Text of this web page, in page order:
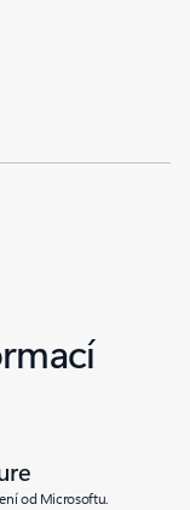
od Microsoftu.